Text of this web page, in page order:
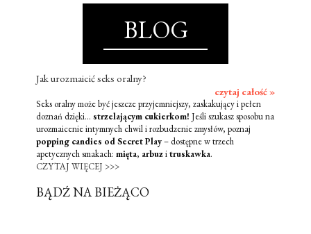
BLOG
Jak urozmaicić seks oralny?
czytaj całość »
Seks oralny może być jeszcze przyjemniejszy, zaskakujący i pełen
doznań dzięki... strzelającym cukierkom! Jeśli szukasz sposobu na
urozmaicenie intymnych chwil i rozbudzenie zmysłów, poznaj
popping candies od Secret Play– dostępne w trzech
apetycznych smakach: mięta, arbuzitruskawka.
CZYTAJ WIĘCEJ >>>
BĄDŹ NA BIEŻĄCO